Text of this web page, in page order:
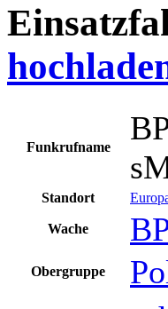
Funkrufname
Standort
Wache
Obergruppe